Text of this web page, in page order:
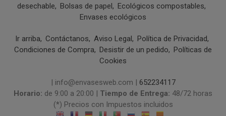
desechable
Bolsas de papel
Ecológicos compostables
Envases ecológicos
Ir arriba Contáctanos Aviso Legal
Política de Privacidad
Condiciones de Compra
Desistir de un pedido
Políticas de
Cookies
| info@envasesweb.com | 652234117
Horario: de 9:00 a 20:00 | Tiempo de Entrega: 48/72 horas
(*) Precios con Impuestos incluidos